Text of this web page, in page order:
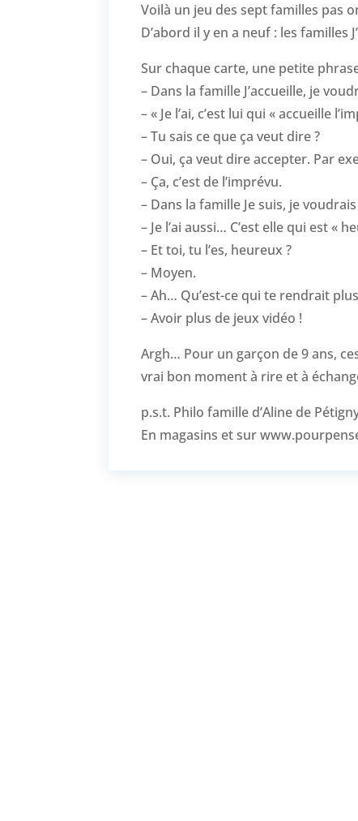
Voilà un jeu des sept familles pas
D’abord il y en a neuf : les familles
Sur chaque carte, une petite
– Dans la famille J’accueille, je
– « Je l’ai, c’est lui qui « accueille
– Tu sais ce que ça veut dire ?
– Oui, ça veut dire accepter. Par
– Ça, c’est de l’imprévu.
– Dans la famille Je suis, je voudrais
– Je l’ai aussi… C’est elle qui est «
– Et toi, tu l’es, heureux ?
– Moyen.
– Ah… Qu’est-ce qui te rendrait
– Avoir plus de jeux vidéo !
Argh… Pour un garçon de 9 ans,
vrai bon moment à rire et à
p.s.t. Philo famille d’Aline de
En magasins et sur